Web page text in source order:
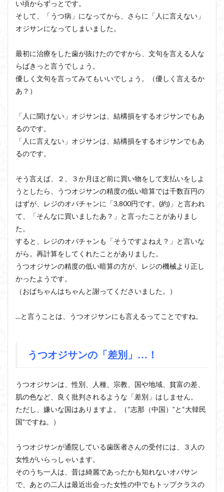
い頃からずっとです。
そして、「うつ病」になってから、さらに「人に言えない」
オジサンになってしまいました。
最初に治療をした歯が抜けたのですから、文句を言える人な
らばきっと言うでしょう。
優しく文句を言ってみてもいいでしょう。（優しく言えるか
あ？）
「人に聞けない」オジサンは、結構損をするオジサンでもあ
るのです。
「人に言えない」オジサンは、結構損をするオジサンでもあ
るのです。
そう言えば、２、３か月ほど前に買い物をして支払いをしよ
うとしたら、うつオジサンの精度の低い暗算では千数百円の
はずが、レジのオバチャンに「3,800円です。(約)」と言われ
て、「そんなに買いましたあ？」と言ったことがありまし
た。
すると、レジのオバチャンも「そうですよねえ？」と言いな
がら。再計算をしてくれたことがありました。
うつオジサンの精度の低い暗算の方が、レジの機械より正し
かったようです。
（おばちゃんはちゃんと謝ってくださいました。）
…と言うことは、うつオジサンにも言えるってことですね。
うつオジサンの「差別」…！
うつオジサンは、性別、人種、宗教、国や地域、貧富の差、
肌の色など、良く批判されるような「差別」はしません。
ただし、嫌いな国はありますよ。（“志那（中国）”と“大韓民
国”ですね。）
うつオジサンが通院している歯医者さんの受付には、３人の
女性がいらっしゃいます。
そのうち一人は、昔は綺麗であったかも知れないオバサン
で、あとの二人は最近出会った女性の中でもトップクラスの